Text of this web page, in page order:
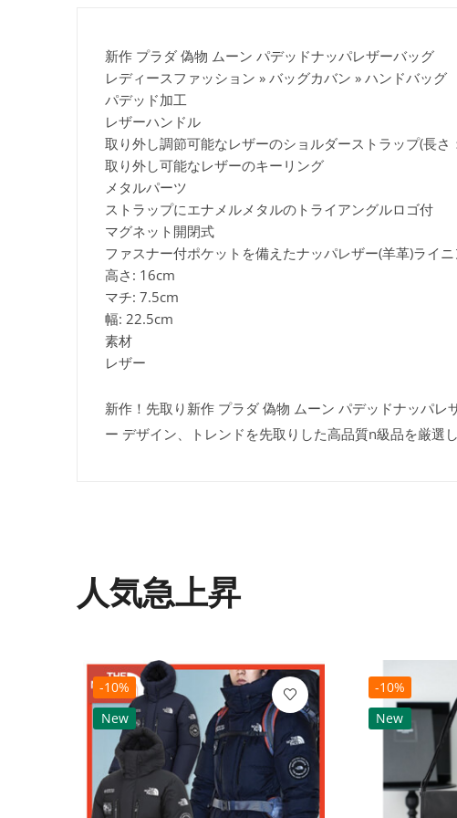
新作 プラダ 偽物 ムーン パデッドナッパレザーバッグ
レディースファッション » バッグカバン » ハンドバッグ
パデッド加工
レザーハンドル
取り外し調節可能なレザーのショルダーストラップ(長さ
取り外し可能なレザーのキーリング
メタルパーツ
ストラップにエナメルメタルのトライアングルロゴ付
マグネット開閉式
ファスナー付ポケットを備えたナッパレザー(羊革)ライ
高さ: 16cm
マチ: 7.5cm
幅: 22.5cm
素材
レザー
新作！先取り新作 プラダ 偽物 ムーン パデッドナッパ
ー デザイン、トレンドを先取りした高品質n級品を厳選
人気急上昇
-10%
New
-10%
New